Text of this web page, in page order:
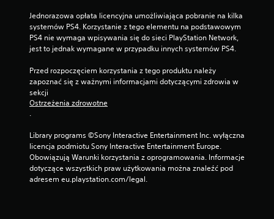
Jednorazowa opłata licencyjna umożliwiająca pobranie na kilka
systemów PS4. Korzystanie z tego elementu na podstawowym
PS4 nie wymaga wpisywania się do sieci PlayStation Network,
jest to jednak wymagane w przypadku innych systemów PS4.
Przed rozpoczęciem korzystania z tego produktu należy
zapoznać się z ważnymi informacjami dotyczącymi zdrowia w
sekcji
Ostrzeżenia zdrowotne
.
Library programs ©Sony Interactive Entertainment Inc. wyłączna
licencja podmiotu Sony Interactive Entertainment Europe.
Obowiązują Warunki korzystania z oprogramowania. Informacje
dotyczące wszystkich praw użytkowania można znaleźć pod
adresem eu.playstation.com/legal.